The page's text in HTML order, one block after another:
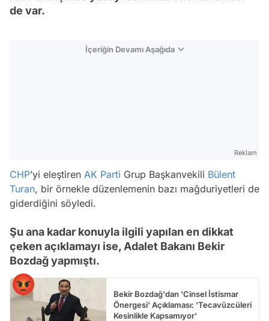
de var.
İçeriğin Devamı Aşağıda
Reklam
CHP’yi eleştiren AK Parti Grup Başkanvekili Bülent
Turan, bir örnekle düzenlemenin bazı mağduriyetleri de
giderdiğini söyledi.
Şu ana kadar konuyla ilgili yapılan en dikkat
çeken açıklamayı ise, Adalet Bakanı Bekir
Bozdağ yapmıştı.
Bekir Bozdağ'dan 'Cinsel İstismar
Önergesi' Açıklaması: 'Tecavüzcüleri
Kesinlikle Kapsamıyor'